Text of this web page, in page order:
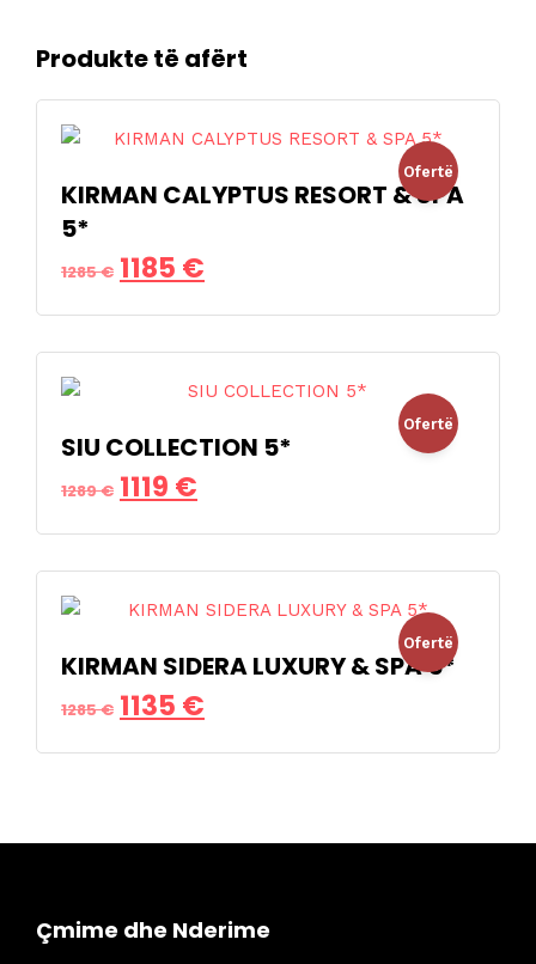
Produkte të afërt
Ofertë
KIRMAN CALYPTUS RESORT & SPA
5*
1285€ Çmimi
origjinal
qe:
1285 €.
1185 €
i
tanishëm
është:
1185 €.
Ofertë
SIU COLLECTION 5*
1289€ Çmimi
origjinal
qe:
1289 €.
1119 €
i
tanishëm
është:
1119 €.
Ofertë
KIRMAN SIDERA LUXURY & SPA 5*
1285€ Çmimi
origjinal
1285 €.
1135 €
i
është:
Çmime dhe Nderime